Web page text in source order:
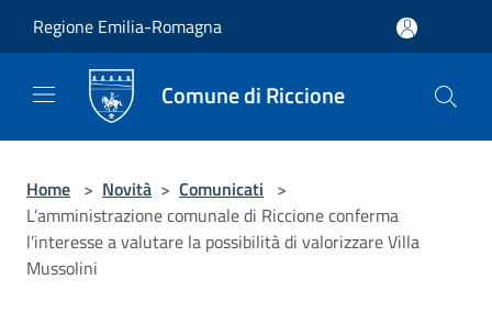
Regione Emilia-Romagna
Comune di Riccione
Home > Novità > Comunicati >
L’amministrazione comunale di Riccione conferma
l’interesse a valutare la possibilità di valorizzare Villa
Mussolini